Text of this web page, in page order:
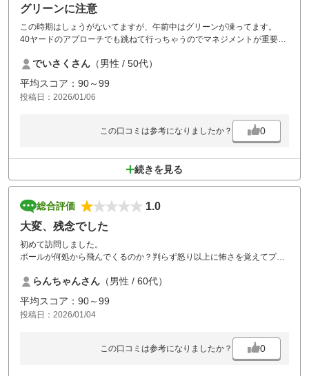
グリーンに注意
この時期はしょうがないてますが、午前中はグリーンが凍ってます。
40ヤードのアプローチでも跳ねて行っちゃうのでマネジメントが重要で
天気にも恵まれて、同組メンバーと攻略法を考えながらプレイしてベス
トタイがでました。
メンバーもベストを6打も更新できたので、ルートが見つかればそれほ
ど難しいコースでは無いですね。
でいさくさん （男性 / 50代）
平均スコア：90～99
投稿日：2026/01/06
この口コミは参考になりましたか？ 0
続きを見る
総合評価
1.0
大変、残念でした
初めて訪問しました。
ボールが何処から飛んでくるのか？判らず怒り以上に怖さを覚えてプレ
実際、ティーグランドに着いた瞬間、カートにボールが当たりました。
従業員の接客態度および施設は素晴らしいのに残念でした。
同伴者からも、危なくて来られないね。との声でした。
らんちゃんさん （男性 / 60代）
平均スコア：90～99
投稿日：2026/01/04
この口コミは参考になりましたか？ 0